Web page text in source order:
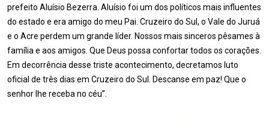
prefeito Aluísio Bezerra. Aluísio foi um dos políticos mais influentes
do estado e era amigo do meu Pai. Cruzeiro do Sul, o Vale do Juruá
e o Acre perdem um grande líder. Nossos mais sinceros pêsames à
família e aos amigos. Que Deus possa confortar todos os corações.
Em decorrência desse triste acontecimento, decretamos luto
oficial de três dias em Cruzeiro do Sul. Descanse em paz! Que o
senhor lhe receba no céu”.